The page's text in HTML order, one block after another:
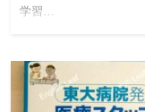
学習…